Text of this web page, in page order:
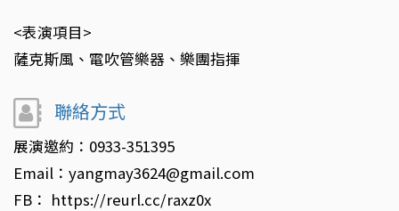
<表演項目>
薩克斯風、電吹管樂器、樂團指揮
聯絡方式
展演邀約：0933-351395
Email：yangmay3624@gmail.com
FB： https://reurl.cc/raxz0x